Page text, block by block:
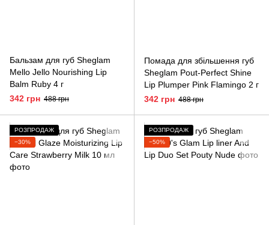
Бальзам для губ Sheglam
Mello Jello Nourishing Lip
Balm Ruby 4 г
342 грн 488 грн
Помада для збільшення губ
Sheglam Pout-Perfect Shine
Lip Plumper Pink Flamingo 2 г
342 грн 488 грн
РОЗПРОДАЖ
−30%
РОЗПРОДАЖ
−50%